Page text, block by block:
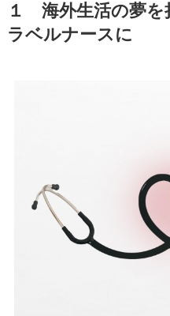
１ 海外生活の夢を
ラベルナースに